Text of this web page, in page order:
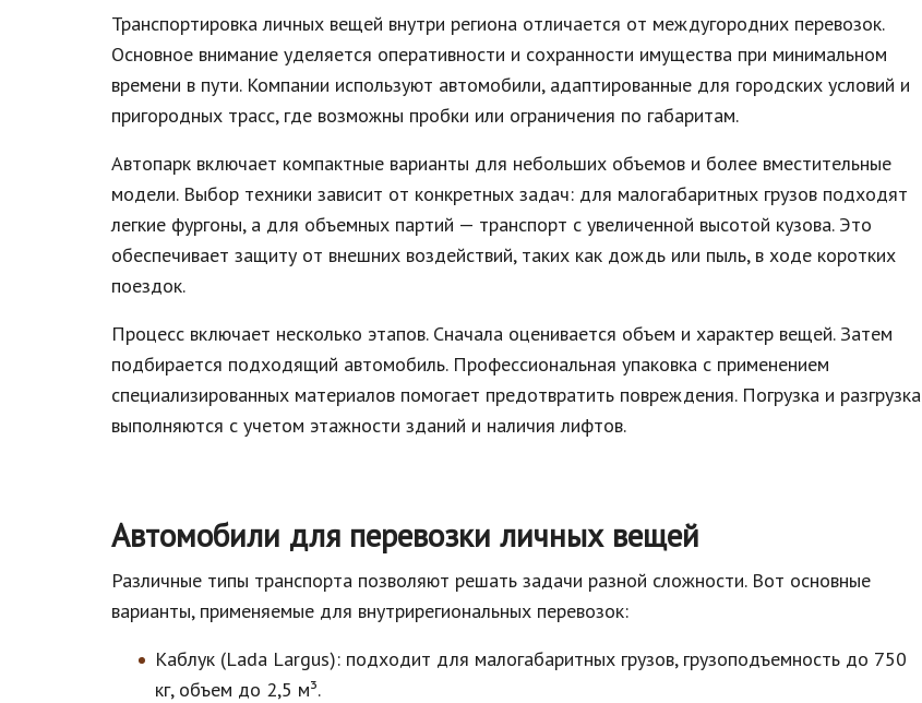
Транспортировка личных вещей внутри региона отличается от междугородних перевозок.
Основное внимание уделяется оперативности и сохранности имущества при минимальном
времени в пути. Компании используют автомобили, адаптированные для городских условий и
пригородных трасс, где возможны пробки или ограничения по габаритам.
Автопарк включает компактные варианты для небольших объемов и более вместительные
модели. Выбор техники зависит от конкретных задач: для малогабаритных грузов подходят
легкие фургоны, а для объемных партий — транспорт с увеличенной высотой кузова. Это
обеспечивает защиту от внешних воздействий, таких как дождь или пыль, в ходе коротких
поездок.
Процесс включает несколько этапов. Сначала оценивается объем и характер вещей. Затем
подбирается подходящий автомобиль. Профессиональная упаковка с применением
специализированных материалов помогает предотвратить повреждения. Погрузка и разгрузка
выполняются с учетом этажности зданий и наличия лифтов.
Автомобили для перевозки личных вещей
Различные типы транспорта позволяют решать задачи разной сложности. Вот основные
варианты, применяемые для внутрирегиональных перевозок:
Каблук (Lada Largus): подходит для малогабаритных грузов, грузоподъемность до 750
кг, объем до 2,5 м³.